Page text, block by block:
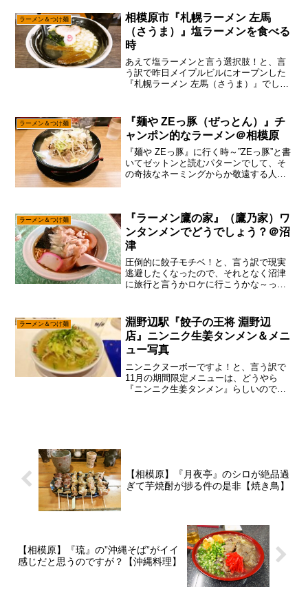
の存在を知らない人は居ないとまで言わ
れる、あの『ギョウザの萬...
ラーメン＆つけ麺
相模原市『札幌ラーメン 左馬
（さうま）』塩ラーメンを食べる
時
あえて塩ラーメンと言う選択肢！と、言
う訳で昨日メイプルビルにオープンした
『札幌ラーメン 左馬（さうま）』でし
でもないし、こうして取材費も節約しな
いとですんで、何はとも...
ラーメン＆つけ麺
『麺や ZEっ豚（ぜっとん）』チ
ャンポン的なラーメン＠相模原
『麺や ZEっ豚』に行く時～”ZEっ豚”と書
いてゼットンと読むパターンでして、そ
の奇抜なネーミングからか敬遠する人も
ん』の店長...
ラーメン＆つけ麺
『ラーメン鷹の家』（鷹乃家）ワ
ンタンメンでどうでしょう？＠沼
津
圧倒的に餃子モチベ！と、言う訳で現実
逃避したくなったので、それとなく沼津
に旅行と言うかロケに行こうかな～って
「3軒とも全滅だ……と？」本命である
『中央亭』はいつの間...
ラーメン＆つけ麺
淵野辺駅『餃子の王将 淵野辺
店』ニンニク生姜タンメン＆メニ
ュー写真
ニンニクヌーボーですよ！と、言う訳で
11月の期間限定メニューは、どうやら
『ニンニク生姜タンメン』らしいので、
【相模原】『月夜亭』のシロが絶品過
ぎて芋焼酎が捗る件の是非【焼き鳥】
【相模原】『琉』の”沖縄そば”がイイ
感じだと思うのですが？【沖縄料理】